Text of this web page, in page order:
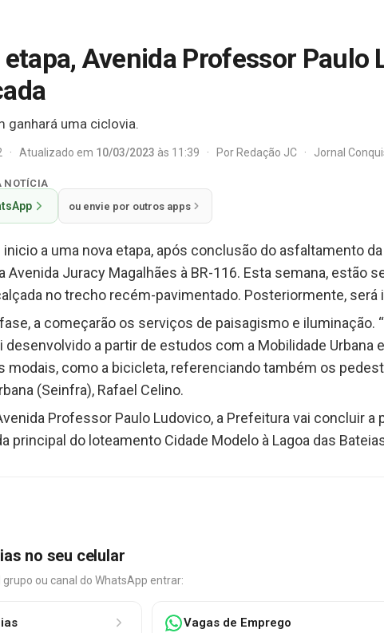
etapa, Avenida Professor
ganhará uma ciclovia.
· Atualizado em 10/03/2023 às 11:39 · PorRedação JC · Jornal
NOTÍCIA
ou envie por outros apps
a uma nova etapa, após conclusão do asfaltamento
Avenida Juracy Magalhães à BR-116. Esta semana, estão
no trecho recém-pavimentado. Posteriormente, será
a começarão os serviços de paisagismo e iluminação.
desenvolvido a partir de estudos com a Mobilidade Urbana
modais, como a bicicleta, referenciando também os
(Seinfra), Rafael Celino.
Professor Paulo Ludovico, a Prefeitura vai concluir
principal do loteamento Cidade Modelo à Lagoa das
no seu celular
grupo ou canal do WhatsApp entrar:
Vagas de Emprego